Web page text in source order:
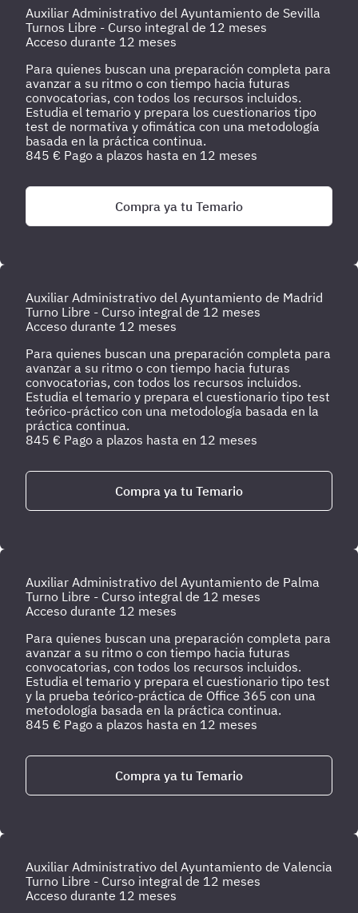
Auxiliar Administrativo del Ayuntamiento de Sevilla
Turnos Libre - Curso integral de 12 meses
Acceso durante 12 meses
Para quienes buscan una preparación completa para
avanzar a su ritmo o con tiempo hacia futuras
convocatorias, con todos los recursos incluidos.
Estudia el temario y prepara los cuestionarios tipo
test de normativa y ofimática con una metodología
basada en la práctica continua.
845 € Pago a plazos hasta en 12 meses
Compra ya tu Temario
Auxiliar Administrativo del Ayuntamiento de Madrid
Turno Libre - Curso integral de 12 meses
Acceso durante 12 meses
Para quienes buscan una preparación completa para
avanzar a su ritmo o con tiempo hacia futuras
convocatorias, con todos los recursos incluidos.
Estudia el temario y prepara el cuestionario tipo test
teórico-práctico con una metodología basada en la
práctica continua.
845 € Pago a plazos hasta en 12 meses
Compra ya tu Temario
Auxiliar Administrativo del Ayuntamiento de Palma
Turno Libre - Curso integral de 12 meses
Acceso durante 12 meses
Para quienes buscan una preparación completa para
avanzar a su ritmo o con tiempo hacia futuras
convocatorias, con todos los recursos incluidos.
Estudia el temario y prepara el cuestionario tipo test
y la prueba teórico-práctica de Office 365 con una
metodología basada en la práctica continua.
845 € Pago a plazos hasta en 12 meses
Compra ya tu Temario
Auxiliar Administrativo del Ayuntamiento de Valencia
Turno Libre - Curso integral de 12 meses
Acceso durante 12 meses